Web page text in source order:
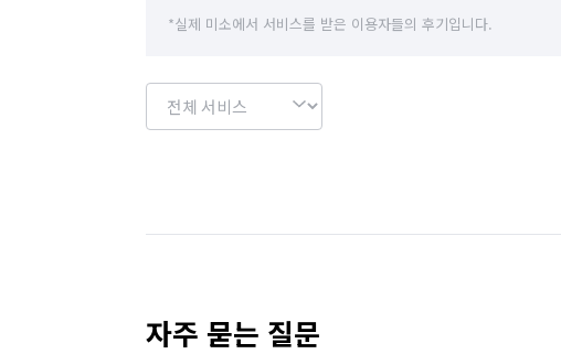
*실제 미소에서 서비스를 받은 이용자들의 후기입니다.
자주 묻는 질문